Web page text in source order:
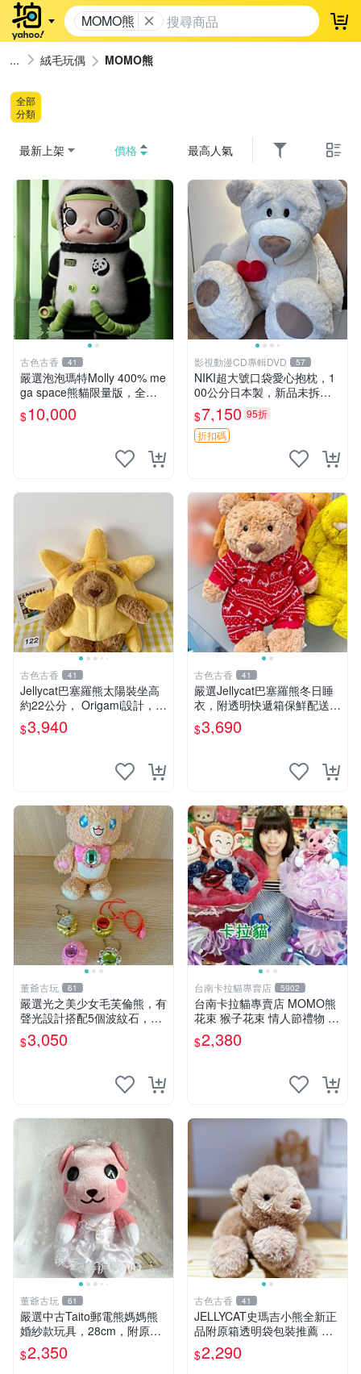
MOMO熊 登
絨毛玩偶 MOMO熊
全部
分類
最新上架 價格 最高人氣
古色古香 41
嚴選泡泡瑪特Molly 400% me
ga space熊貓限量版，全新
附原Packaging。拍下即視頻
確認。 泡泡瑪特 Molly 400%
$10,000
影視動漫CD專輯DVD 57
NIKI超大號口袋愛心抱枕，1
00公分日本製，新品未拆封
胖嘟嘟收藏推薦 愛心抱枕 日
本 抱枕
$7,150 95折
折扣碼
古色古香 41
Jellycat巴塞羅熊太陽裝坐高
約22公分， Origami設計，來
自越南。嚴選 Recommendat
ion！巴塞羅、 Origami熊、J
$3,940
古色古香 41
嚴選Jellycat巴塞羅熊冬日睡
衣，附透明快遞箱保鮮配送，
童趣可愛可收藏 巴塞羅熊 睡
衣 透明袋
$3,690
董爺古玩 61
嚴選光之美少女毛芙倫熊，有
聲光設計搭配5個波紋石，成
色完美如圖。爽快附電池，讓
愛心不打折扣。 光之美少女
$3,050
台南卡拉貓專賣店 5902
台南卡拉貓專賣店 MOMO熊
花束 猴子花束 情人節禮物 二
選一 可繡字 可今天寄明天到
$2,380
董爺古玩 61
嚴選中古Taito郵電熊媽媽熊
婚紗款玩具，28cm，附原
盒，保存極佳實拍，婚紗細節
清晰可見，偶像收藏推薦 婚
$2,350
古色古香 41
JELLYCAT史瑪吉小熊全新正
品附原箱透明袋包裝推薦 透
明袋 包裝盒 史瑪吉小熊
$2,290